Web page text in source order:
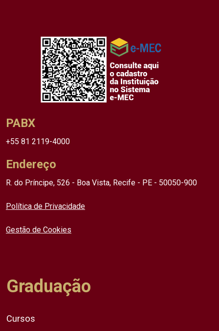
PABX
+55 81 2119-4000
Endereço
R. do Príncipe, 526 - Boa Vista, Recife - PE - 50050-900
Política de Privacidade
Gestão de Cookies
Graduação
Cursos